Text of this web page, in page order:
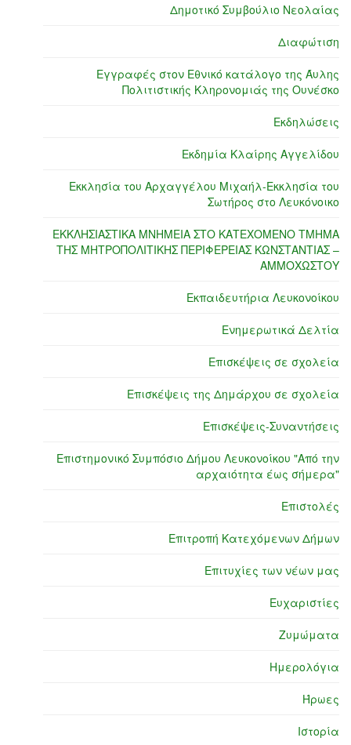
Δημοτικό Συμβούλιο Νεολαίας
Διαφώτιση
Εγγραφές στον Εθνικό κατάλογο της Άυλης
Πολιτιστικής Κληρονομιάς της Ουνέσκο
Εκδηλώσεις
Εκδημία Κλαίρης Αγγελίδου
Εκκλησία του Αρχαγγέλου Μιχαήλ-Εκκλησία του
Σωτήρος στο Λευκόνοικο
ΕΚΚΛΗΣΙΑΣΤΙΚΑ ΜΝΗΜΕΙΑ ΣΤΟ ΚΑΤΕΧΟΜΕΝΟ ΤΜΗΜΑ
ΤΗΣ ΜΗΤΡΟΠΟΛΙΤΙΚΗΣ ΠΕΡΙΦΕΡΕΙΑΣ ΚΩΝΣΤΑΝΤΙΑΣ –
ΑΜΜΟΧΩΣΤΟΥ
Εκπαιδευτήρια Λευκονοίκου
Ενημερωτικά Δελτία
Επισκέψεις σε σχολεία
Επισκέψεις της Δημάρχου σε σχολεία
Επισκέψεις-Συναντήσεις
Επιστημονικό Συμπόσιο Δήμου Λευκονοίκου "Από την
αρχαιότητα έως σήμερα"
Επιστολές
Επιτροπή Κατεχόμενων Δήμων
Επιτυχίες των νέων μας
Ευχαριστίες
Ζυμώματα
Ημερολόγια
Ήρωες
Ιστορία